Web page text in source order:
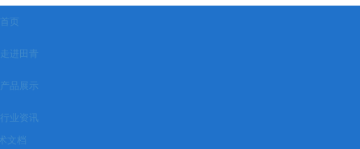
首页
走进田青
产品展示
行业资讯
文档